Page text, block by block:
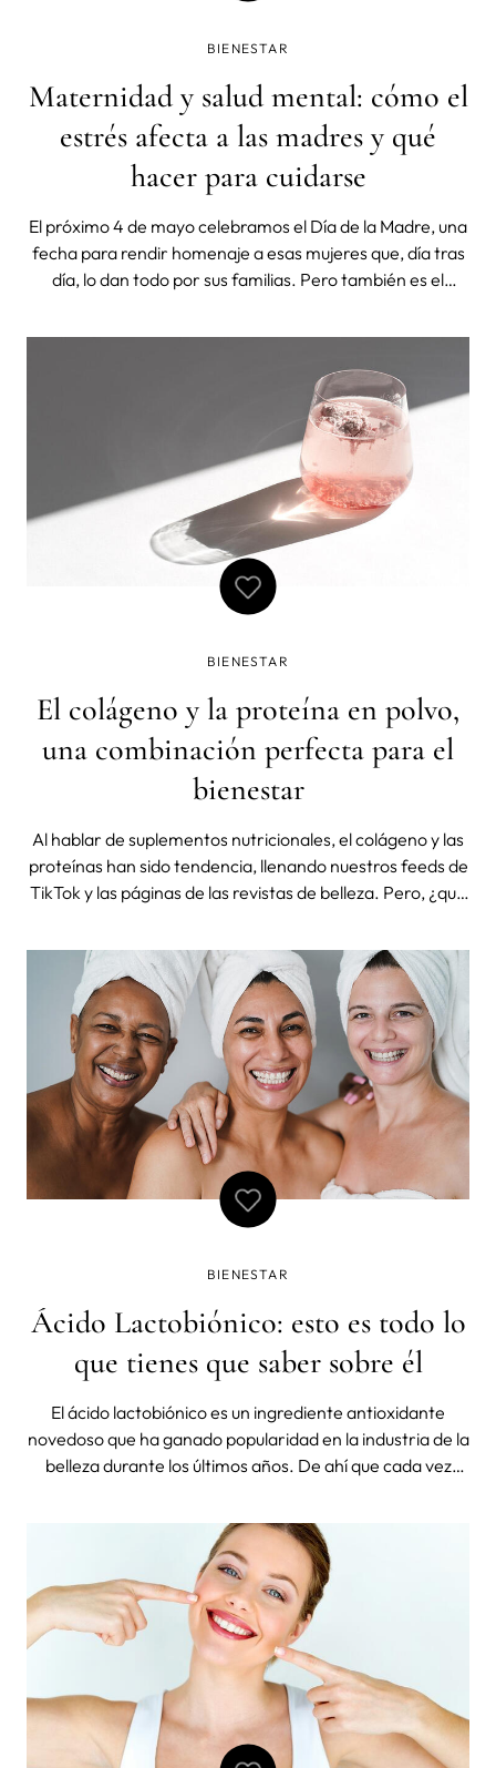
BIENESTAR
Maternidad y salud mental: cómo el
estrés afecta a las madres y qué
hacer para cuidarse
El próximo 4 de mayo celebramos el Día de la Madre, una
fecha para rendir homenaje a esas mujeres que, día tras
día, lo dan todo por sus familias. Pero también es el
mental y recordar que ellas también necesitan cuidarse,
BIENESTAR
El colágeno y la proteína en polvo,
una combinación perfecta para el
bienestar
Al hablar de suplementos nutricionales, el colágeno y las
proteínas han sido tendencia, llenando nuestros feeds de
TikTok y las páginas de las revistas de belleza. Pero, ¿qué
el colágeno se considera una proteína? Antes de
responder
BIENESTAR
Ácido Lactobiónico: esto es todo lo
que tienes que saber sobre él
El ácido lactobiónico es un ingrediente antioxidante
novedoso que ha ganado popularidad en la industria de la
belleza durante los últimos años. De ahí que cada vez
composición. Sus propiedades antioxidantes y
antiinflamatorias son solo